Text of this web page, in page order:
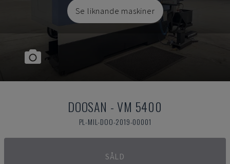
Se liknande maskiner
DOOSAN -VM 5400
PL-MIL-DOO-2019-00001
SÅLD